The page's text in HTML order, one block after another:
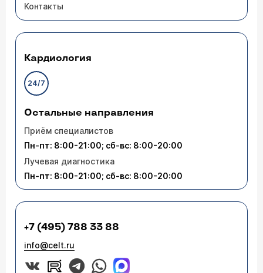
Контакты
Кардиология
24/7
Остальные направления
Приём специалистов
Пн-пт: 8:00-21:00; сб-вс: 8:00-20:00
Лучевая диагностика
Пн-пт: 8:00-21:00; сб-вс: 8:00-20:00
+7 (495) 788 33 88
info@celt.ru